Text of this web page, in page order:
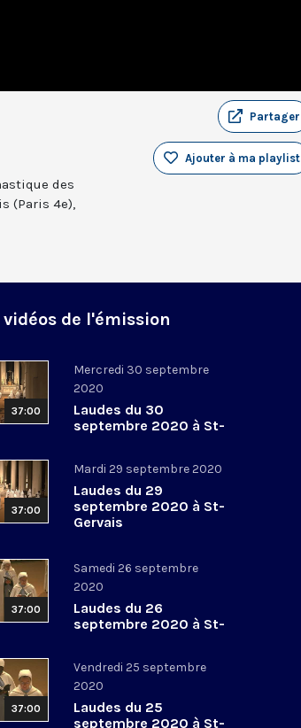
Partager
Ajouter à ma playlist
des
(Paris 4e),
de l'émission
37:00
Mercredi 30 septembre
2020
Laudes du 30
septembre 2020 à St-
37:00
Mardi 29 septembre 2020
Laudes du 29
septembre 2020 à St-
Gervais
37:00
Samedi 26 septembre
2020
Laudes du 26
septembre 2020 à St-
37:00
Vendredi 25 septembre
2020
Laudes du 25
septembre 2020 à St-